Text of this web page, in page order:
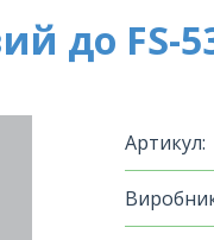
до FS-
Артикул: